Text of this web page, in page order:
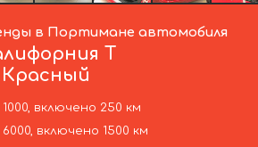
в Портимане автомобиля
Т
включено 250 км
включено 1500 км